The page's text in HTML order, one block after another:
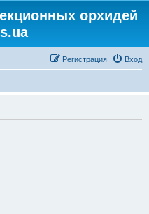
орхидей
Вход
Регистрация